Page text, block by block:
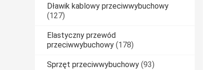
Dławik kablowy przeciwwybuchowy
(127)
Elastyczny przewód
przeciwwybuchowy (178)
Sprzęt przeciwwybuchowy (93)